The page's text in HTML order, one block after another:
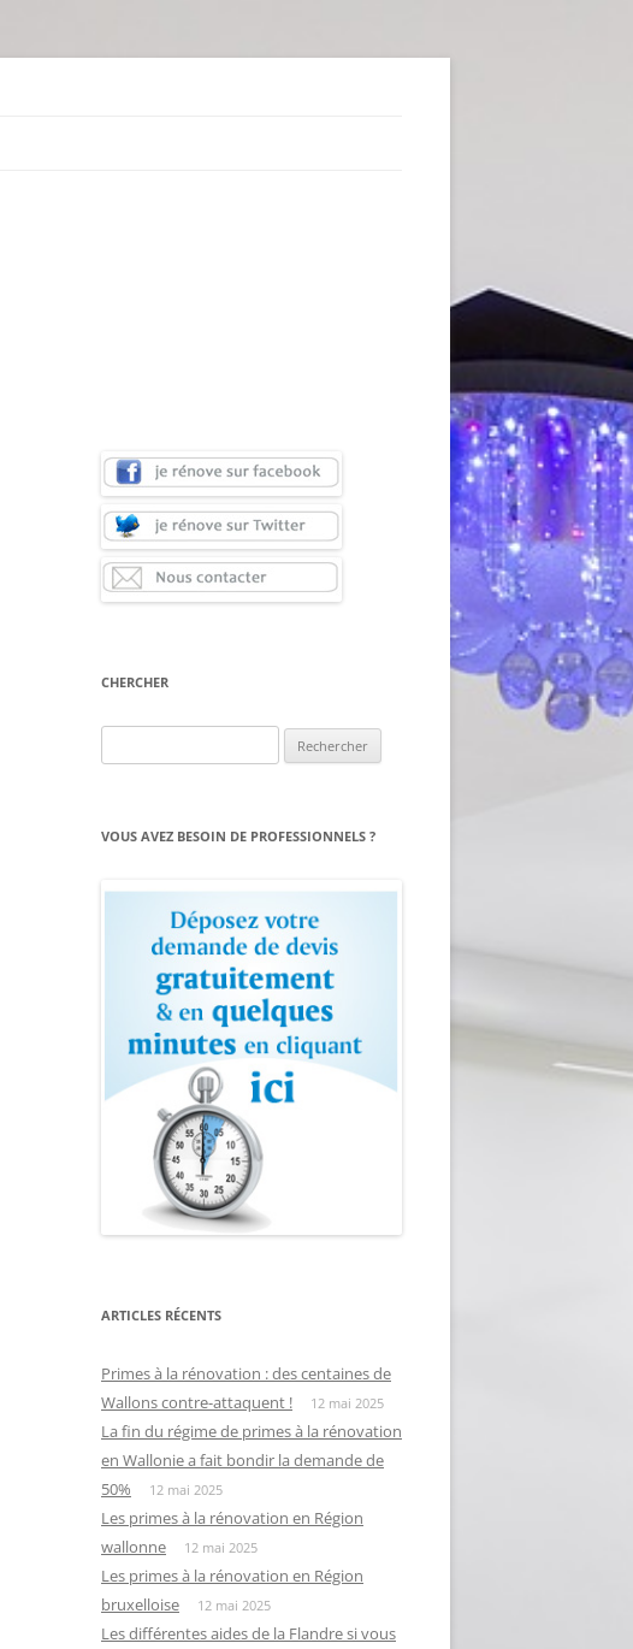
CHERCHER
VOUS AVEZ BESOIN DE PROFESSIONNELS ?
ARTICLES RÉCENTS
Primes à la rénovation : des centaines de
Wallons contre-attaquent !
12 mai 2025
La fin du régime de primes à la rénovation
en Wallonie a fait bondir la demande de
50%
12 mai 2025
Les primes à la rénovation en Région
wallonne
12 mai 2025
Les primes à la rénovation en Région
bruxelloise
12 mai 2025
Les différentes aides de la Flandre si vous